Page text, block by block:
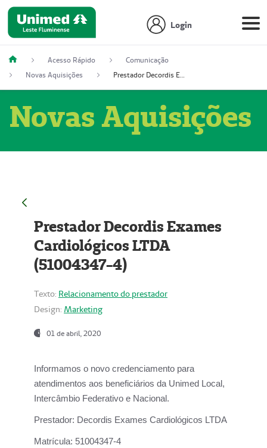
Login
Acesso Rápido
Comunicação
Novas Aquisições
Prestador Decordis Exames Cardiológicos LTDA (51004347-4)
Novas Aquisições
Prestador Decordis Exames
Cardiológicos LTDA
(51004347-4)
Texto: Relacionamento do prestador
Design: Marketing
01 de abril, 2020
Informamos o novo credenciamento para
atendimentos aos beneficiários da Unimed Local,
Intercâmbio Federativo e Nacional.
Prestador: Decordis Exames Cardiológicos LTDA
Matrícula: 51004347-4